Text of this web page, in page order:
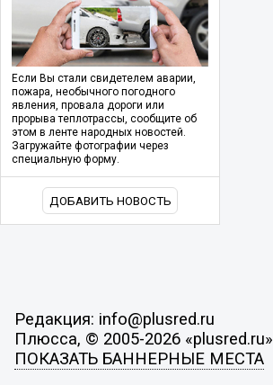
Если Вы стали свидетелем аварии,
пожара, необычного погодного
явления, провала дороги или
прорыва теплотрассы, сообщите об
этом в ленте народных новостей.
Загружайте фотографии через
специальную форму.
ДОБАВИТЬ НОВОСТЬ
Редакция: info@plusred.ru
Плюсса, © 2005-2026 «plusred.ru»
ПОКАЗАТЬ БАННЕРНЫЕ МЕСТА